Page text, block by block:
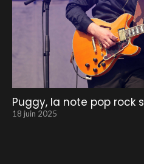
Puggy, la note pop rock
18 juin 2025